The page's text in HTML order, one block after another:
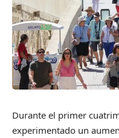
Durante el primer
experimentado un